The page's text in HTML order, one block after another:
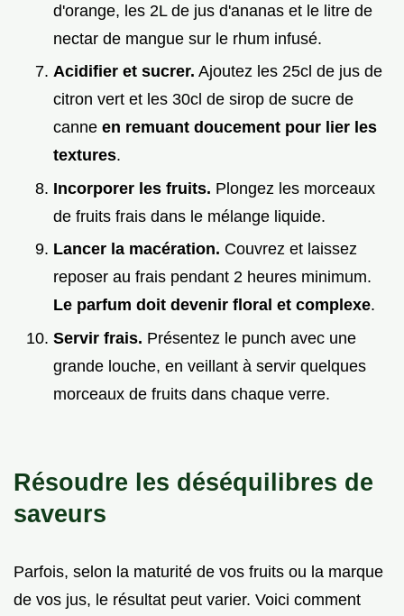
d'orange, les 2L de jus d'ananas et le litre de
nectar de mangue sur le rhum infusé.
Acidifier et sucrer. Ajoutez les 25cl de jus de
citron vert et les 30cl de sirop de sucre de
canne en remuant doucement pour lier les
textures.
Incorporer les fruits. Plongez les morceaux
de fruits frais dans le mélange liquide.
Lancer la macération. Couvrez et laissez
reposer au frais pendant 2 heures minimum.
Le parfum doit devenir floral et complexe.
Servir frais. Présentez le punch avec une
grande louche, en veillant à servir quelques
morceaux de fruits dans chaque verre.
Résoudre les déséquilibres de
saveurs
Parfois, selon la maturité de vos fruits ou la marque
de vos jus, le résultat peut varier. Voici comment